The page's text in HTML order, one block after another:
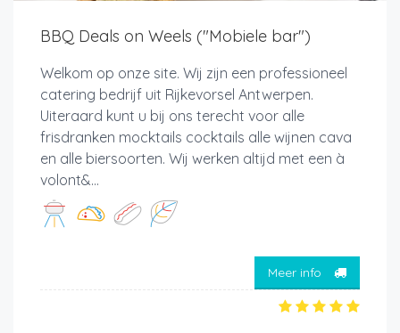
BBQ Deals on Weels ("Mobiele bar")
Welkom op onze site. Wij zijn een professioneel
catering bedrijf uit Rijkevorsel Antwerpen.
Uiteraard kunt u bij ons terecht voor alle
frisdranken mocktails cocktails alle wijnen cava
en alle biersoorten. Wij werken altijd met een à
volont&...
Meer info